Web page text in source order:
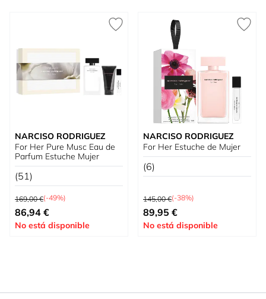
NARCISO RODRIGUEZ
For Her Pure Musc Eau de
Parfum Estuche Mujer
(51)
Precio habitual
169,00 €(-49%)
Tan bajo como
86,94 €
No está disponible
NARCISO RODRIGUEZ
For Her Estuche de Mujer
(6)
Precio habitual
145,00 €(-38%)
Precio especial
89,95 €
No está disponible